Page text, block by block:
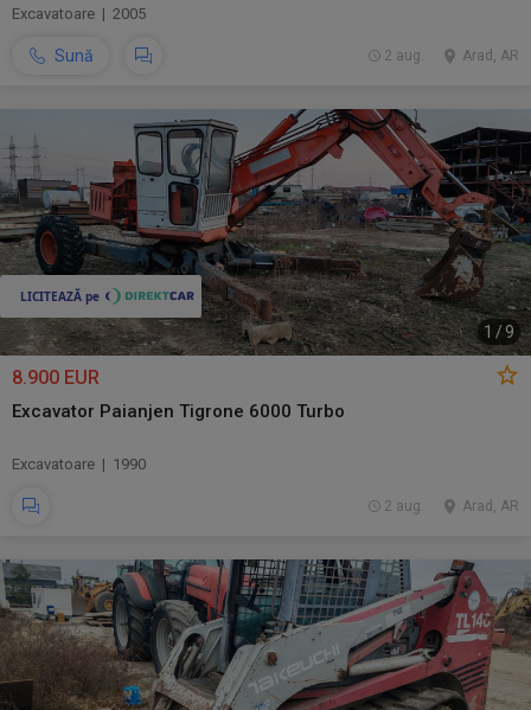
Excavatoare | 2005
Sună Arad, AR
2 aug.
1 /9
8.900 EUR
Excavator Paianjen Tigrone 6000 Turbo
Excavatoare | 1990
Arad, AR
2 aug.